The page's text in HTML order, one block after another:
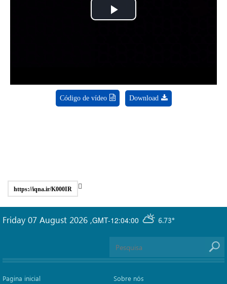
Play
Código de vídeo Download
https://iqna.ir/K000IR
GMT-12:04:00 6.73°
Friday 07 August 2026 ,
Pagina inicial Sobre nós